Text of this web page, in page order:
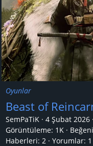
Oyunlar
Beast of
SemPaTiK 4 Şubat 2026
Görüntüleme: 1K
Haberleri: 2 Yorumlar: 1